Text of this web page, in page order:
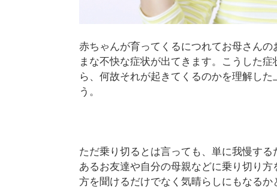
赤ちゃんが育ってくるにつれてお母さん
まな不快な症状が出てきます。こうした
ら、何故それが起きてくるのかを理解し
う。
ただ乗り切るとは言っても、単に我慢す
あるお友達や自分の母親などに乗り切り
方を聞けるだけでなく気晴らしにもなるか